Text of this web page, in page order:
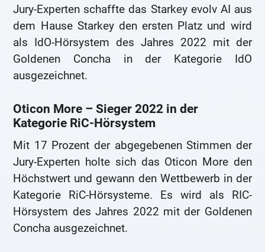
Jury-Experten schaffte das Starkey evolv AI aus
dem Hause Starkey den ersten Platz und wird
als IdO-Hörsystem des Jahres 2022 mit der
Goldenen Concha in der Kategorie IdO
ausgezeichnet.
Oticon More – Sieger 2022 in der
Kategorie RiC-Hörsystem
Mit 17 Prozent der abgegebenen Stimmen der
Jury-Experten holte sich das Oticon More den
Höchstwert und gewann den Wettbewerb in der
Kategorie RiC-Hörsysteme. Es wird als RIC-
Hörsystem des Jahres 2022 mit der Goldenen
Concha ausgezeichnet.